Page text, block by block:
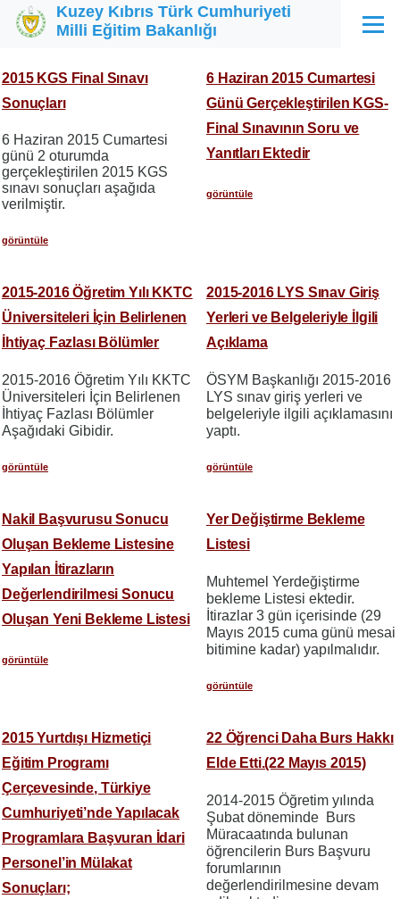
Ana içeriğe atla
Kuzey Kıbrıs Türk Cumhuriyeti
Milli Eğitim Bakanlığı
Menü
2015 KGS Final Sınavı
Sonuçları
6 Haziran 2015 Cumartesi
günü 2 oturumda
gerçekleştirilen 2015 KGS
sınavı sonuçları aşağıda
verilmiştir.
görüntüle
6 Haziran 2015 Cumartesi
Günü Gerçekleştirilen KGS-
Final Sınavının Soru ve
Yanıtları Ektedir
görüntüle
2015-2016 Öğretim Yılı KKTC
Üniversiteleri İçin Belirlenen
İhtiyaç Fazlası Bölümler
2015-2016 Öğretim Yılı KKTC
Üniversiteleri İçin Belirlenen
İhtiyaç Fazlası Bölümler
Aşağıdaki Gibidir.
görüntüle
2015-2016 LYS Sınav Giriş
Yerleri ve Belgeleriyle İlgili
Açıklama
ÖSYM Başkanlığı 2015-2016
LYS sınav giriş yerleri ve
belgeleriyle ilgili açıklamasını
yaptı.
görüntüle
Nakil Başvurusu Sonucu
Oluşan Bekleme Listesine
Yapılan İtirazların
Değerlendirilmesi Sonucu
Oluşan Yeni Bekleme Listesi
görüntüle
Yer Değiştirme Bekleme
Listesi
Muhtemel Yerdeğiştirme
bekleme Listesi ektedir.
İtirazlar 3 gün içerisinde (29
Mayıs 2015 cuma günü mesai
bitimine kadar) yapılmalıdır.
görüntüle
2015 Yurtdışı Hizmetiçi
Eğitim Programı
Çerçevesinde, Türkiye
Cumhuriyeti’nde Yapılacak
Programlara Başvuran İdari
Personel’in Mülakat
Sonuçları;
22 Öğrenci Daha Burs Hakkı
Elde Etti.(22 Mayıs 2015)
2014-2015 Öğretim yılında
Şubat döneminde Burs
Müracaatında bulunan
öğrencilerin Burs Başvuru
forumlarının
değerlendirilmesine devam